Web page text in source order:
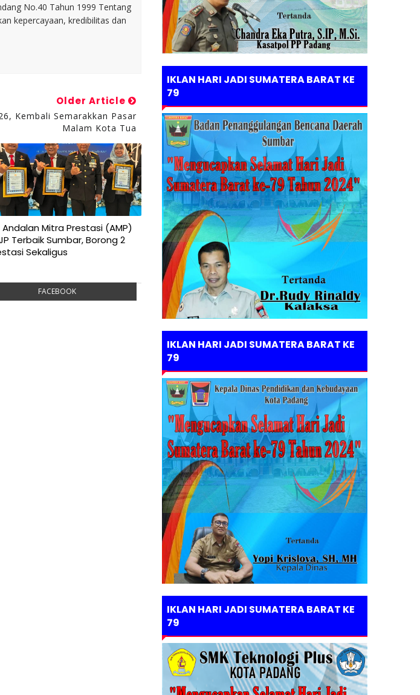
No.40 Tahun 1999 Tentang
kepercayaan, kredibilitas dan
Older Article
Kembali Semarakkan Pasar
Malam Kota Tua
Andalan Mitra Prestasi (AMP)
Terbaik Sumbar, Borong 2
Sekaligus
FACEBOOK
IKLAN HARI JADI SUMATERA BARAT KE
79
IKLAN HARI JADI SUMATERA BARAT KE
79
IKLAN HARI JADI SUMATERA BARAT KE
79